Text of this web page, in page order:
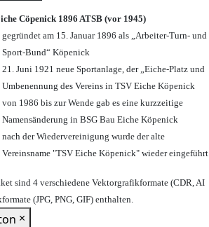
Cöpenick 1896 ATSB (vor 1945)
gegründet am 15. Januar 1896 als „Arbeiter-Turn- und
Sport-Bund“ Köpenick
21. Juni 1921 neue Sportanlage, der „Eiche-Platz und
Umbenennung des Vereins in TSV Eiche Köpenick
von 1986 bis zur Wende gab es eine kurzzeitige
Namensänderung in BSG Bau Eiche Köpenick
nach der Wiedervereinigung wurde der alte
Vereinsname "TSV Eiche Köpenick" wieder eingeführt
sind 4 verschiedene Vektorgrafikformate (CDR, AI
(JPG, PNG, GIF) enthalten.
×